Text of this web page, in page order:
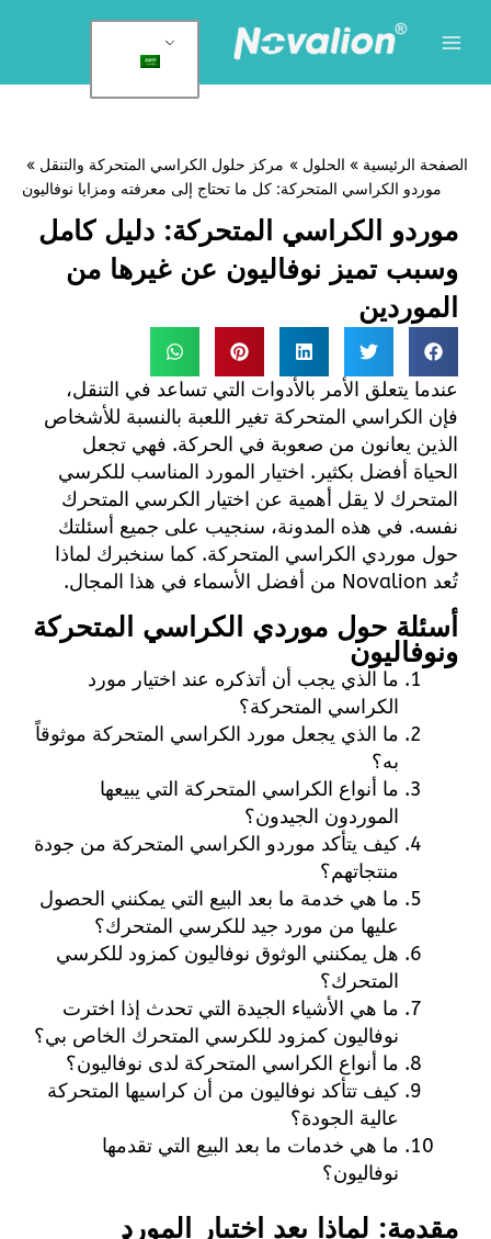
الرئيسية الحلول
مركز حلول الكراسي المتحركة والتنقل
موردو الكراسي المتحركة: كل ما تحتاج إلى معرفته ومزايا نوفاليون
موردو الكراسي المتحركة: دليل كامل
وسبب تميز نوفاليون عن غيرها من
الموردين
عندما يتعلق الأمر بالأدوات التي تساعد في التنقل،
فإن الكراسي المتحركة تغير اللعبة بالنسبة للأشخاص
الذين يعانون من صعوبة في الحركة. فهي تجعل
الحياة أفضل بكثير. اختيار المورد المناسب للكرسي
المتحرك لا يقل أهمية عن اختيار الكرسي المتحرك
نفسه. في هذه المدونة، سنجيب على جميع أسئلتك
حول موردي الكراسي المتحركة. كما سنخبرك لماذا
تُعد Novalion من أفضل الأسماء في هذا المجال.
أسئلة حول موردي الكراسي المتحركة
ونوفاليون
ما الذي يجب أن أتذكره عند اختيار مورد
الكراسي المتحركة؟
ما الذي يجعل مورد الكراسي المتحركة موثوقاً
ما أنواع الكراسي المتحركة التي يبيعها
الموردون الجيدون؟
كيف يتأكد موردو الكراسي المتحركة من جودة
منتجاتهم؟
ما هي خدمة ما بعد البيع التي يمكنني الحصول
عليها من مورد جيد للكرسي المتحرك؟
هل يمكنني الوثوقنوفاليونكمزود للكرسي
المتحرك؟
ما هي الأشياء الجيدة التي تحدث إذا اخترت
نوفاليون كمزود للكرسي المتحرك الخاص بي؟
ما أنواع الكراسي المتحركة لدى نوفاليون؟
كيف تتأكد نوفاليون من أن كراسيها المتحركة
عالية الجودة؟
ما هي خدمات ما بعد البيع التي تقدمها
نوفاليون؟
مقدمة: لماذا يعد اختيار المورد